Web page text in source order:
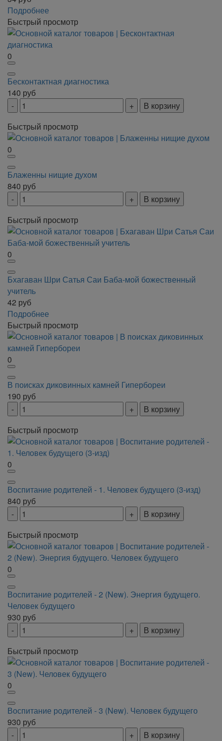
Подробнее
Быстрый просмотр
0
Бесконтактная диагностика
140 руб
В корзину
Быстрый просмотр
0
Блаженны нищие духом
840 руб
В корзину
Быстрый просмотр
0
Бхагаван Шри Сатья Саи Баба-мой божественный
учитель
42 руб
Подробнее
Быстрый просмотр
0
В поисках диковинных камней Гипербореи
190 руб
В корзину
Быстрый просмотр
0
Воспитание родителей - 1. Человек будущего (3-изд)
840 руб
В корзину
Быстрый просмотр
0
Воспитание родителей - 2 (New). Энергия будущего.
Человек будущего
930 руб
В корзину
Быстрый просмотр
0
Воспитание родителей - 3 (New). Человек будущего
930 руб
В корзину